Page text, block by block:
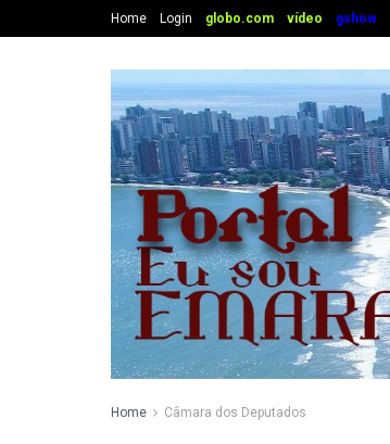
Home Login globo.com vídeo gshow
Home Câmara dos Deputados